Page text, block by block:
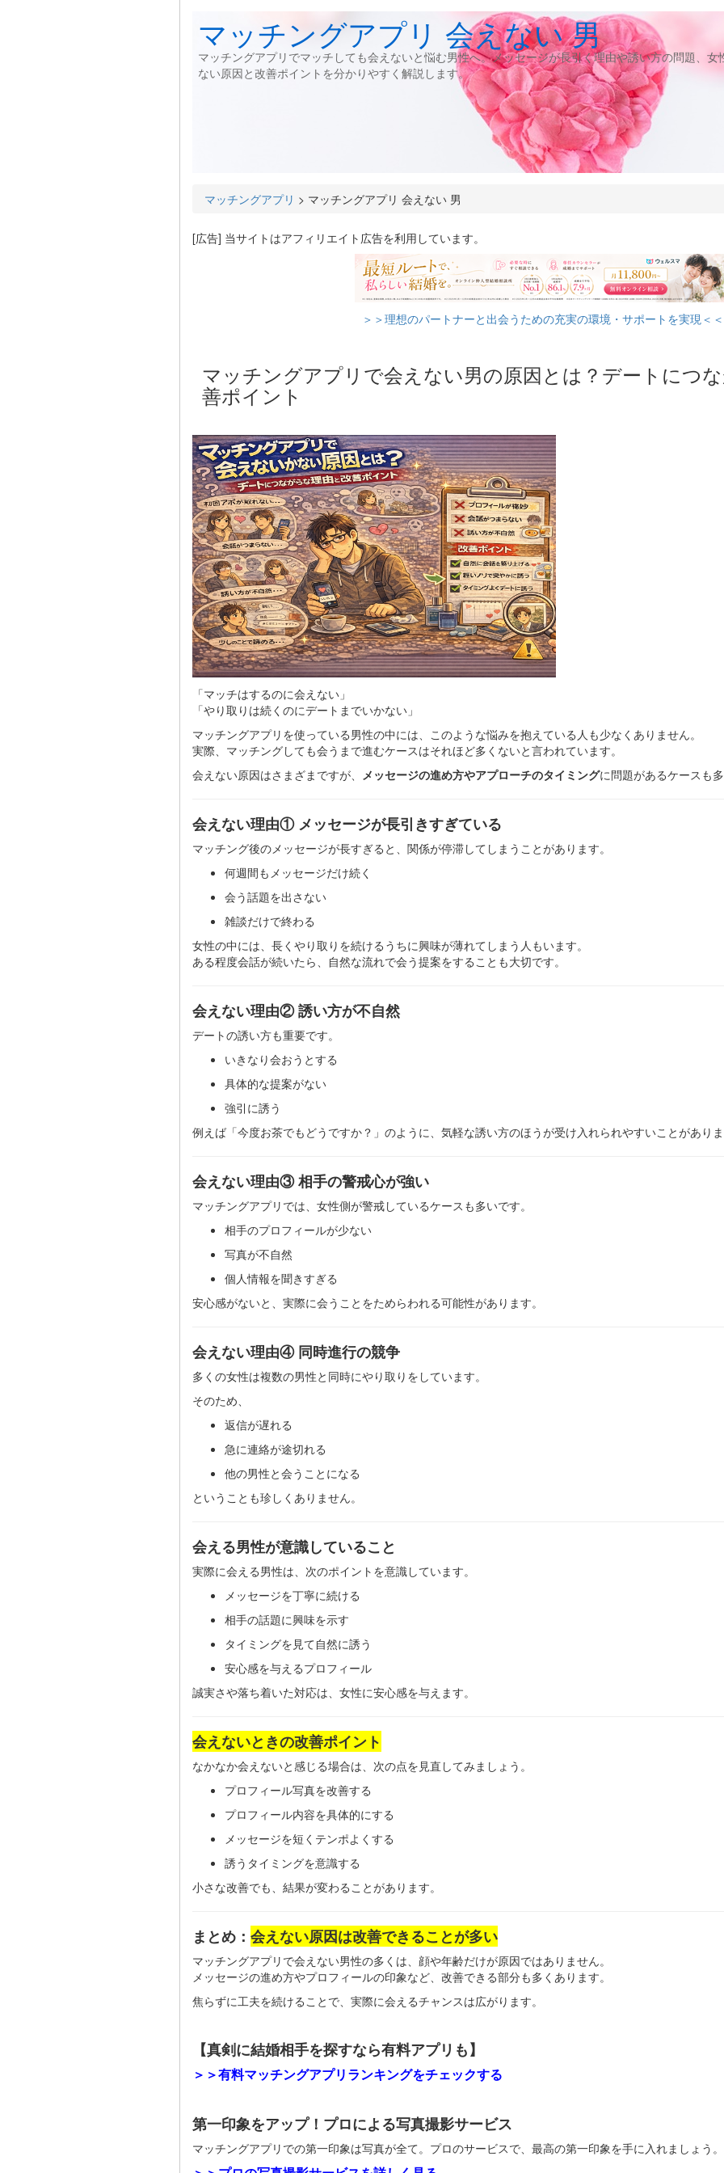
マッチングアプリ 会えない 男
マッチングアプリでマッチしても会えないと悩む男性へ。メッセージが長引く理由や誘い方の問題、
ない原因と改善ポイントを分かりやすく解説します。
マッチングアプリ > マッチングアプリ 会えない 男
[広告] 当サイトはアフィリエイト広告を利用しています。
＞＞理想のパートナーと出会うための充実の環境・サポートを実現＜＜
マッチングアプリで会えない男の原因とは？デートにつ
善ポイント
「マッチはするのに会えない」
「やり取りは続くのにデートまでいかない」
マッチングアプリを使っている男性の中には、このような悩みを抱えている人も少なくありません。
実際、マッチングしても会うまで進むケースはそれほど多くないと言われています。
会えない原因はさまざまですが、 メッセージの進め方やアプローチのタイミングに問題があるケースも
会えない理由① メッセージが長引きすぎている
マッチング後のメッセージが長すぎると、関係が停滞してしまうことがあります。
何週間もメッセージだけ続く
会う話題を出さない
雑談だけで終わる
女性の中には、長くやり取りを続けるうちに興味が薄れてしまう人もいます。
ある程度会話が続いたら、自然な流れで会う提案をすることも大切です。
会えない理由② 誘い方が不自然
デートの誘い方も重要です。
いきなり会おうとする
具体的な提案がない
強引に誘う
例えば「今度お茶でもどうですか？」のように、気軽な誘い方のほうが受け入れられやすいことがあり
会えない理由③ 相手の警戒心が強い
マッチングアプリでは、女性側が警戒しているケースも多いです。
相手のプロフィールが少ない
写真が不自然
個人情報を聞きすぎる
安心感がないと、実際に会うことをためらわれる可能性があります。
会えない理由④ 同時進行の競争
多くの女性は複数の男性と同時にやり取りをしています。
そのため、
返信が遅れる
急に連絡が途切れる
他の男性と会うことになる
ということも珍しくありません。
会える男性が意識していること
実際に会える男性は、次のポイントを意識しています。
メッセージを丁寧に続ける
相手の話題に興味を示す
タイミングを見て自然に誘う
安心感を与えるプロフィール
誠実さや落ち着いた対応は、女性に安心感を与えます。
会えないときの改善ポイント
なかなか会えないと感じる場合は、次の点を見直してみましょう。
プロフィール写真を改善する
プロフィール内容を具体的にする
メッセージを短くテンポよくする
誘うタイミングを意識する
小さな改善でも、結果が変わることがあります。
まとめ： 会えない原因は改善できることが多い
マッチングアプリで会えない男性の多くは、顔や年齢だけが原因ではありません。
メッセージの進め方やプロフィールの印象など、改善できる部分も多くあります。
焦らずに工夫を続けることで、実際に会えるチャンスは広がります。
【真剣に結婚相手を探すなら有料アプリも】
＞＞有料マッチングアプリランキングをチェックする
第一印象をアップ！プロによる写真撮影サービス
マッチングアプリでの第一印象は写真が全て。プロのサービスで、最高の第一印象を手に入れましょう。